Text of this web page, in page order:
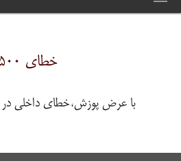
خطای ۵۰۰
با عرض پوزش،خطای داخلی